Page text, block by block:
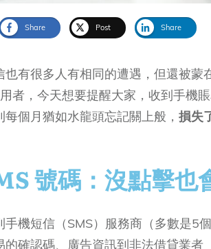
Share Post Share
有很多人有相同的遭遇，但還被蒙
者，今天想要提醒大家，收到手機
個月猶如水龍頭忘記關上般， 損失
號碼：沒點擊也
機短信（SMS）服務商（多數是5
確認碼、廣告資訊到非法借貸業者